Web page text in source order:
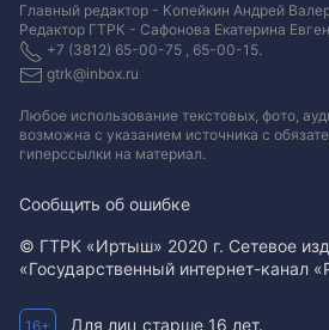
Главный редактор - Копейкин Андрей
Редактор ГТРК - Сафонова Екатерина
+7 (3812) 65-00-75 , 65-00-15.
gtrk@inbox.ru
Любое использование текстовых, фото,
возможна с указанием источника с
гиперссылки на материал.
Сообщить об ошибке
© ГТРК «Иртыш» 2020 г. Сетевое
«Государственный интернет-канал
16+ Для лиц старше 16 лет.